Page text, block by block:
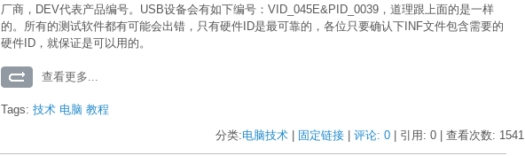
厂商，DEV代表产品编号。USB设备会有如下编号：VID_045E&PID_0039，道理跟上面的是一样
的。所有的测试软件都有可能会出错，只有硬件ID是最可靠的，各位只要确认下INF文件包含需要的
硬件ID，就保证是可以用的。
查看更多...
Tags:技术 电脑 教程
分类:电脑技术 固定链接 评论: 0 | 引用: 0 | 查看次数: 1541